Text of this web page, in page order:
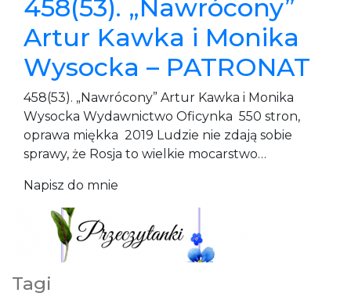
458(53). „Nawrócony”
Artur Kawka i Monika
Wysocka – PATRONAT
458(53). „Nawrócony” Artur Kawka i Monika
Wysocka Wydawnictwo Oficynka 550 stron,
oprawa miękka 2019 Ludzie nie zdają sobie
sprawy, że Rosja to wielkie mocarstwo…
Napisz do mnie
Tagi